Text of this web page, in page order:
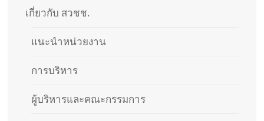
เกี่ยวกับ สวชช.
แนะนำหน่วยงาน
การบริหาร
ผู้บริหารและคณะกรรมการ